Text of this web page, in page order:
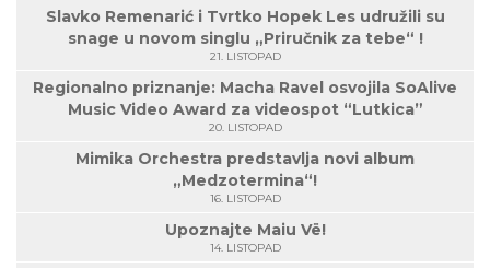
Slavko Remenarić i Tvrtko Hopek Les udružili su
snage u novom singlu „Priručnik za tebe“ !
21. LISTOPAD
Regionalno priznanje: Macha Ravel osvojila SoAlive
Music Video Award za videospot “Lutkica”
20. LISTOPAD
Mimika Orchestra predstavlja novi album
„Medzotermina“!
16. LISTOPAD
Upoznajte Maiu Vë!
14. LISTOPAD